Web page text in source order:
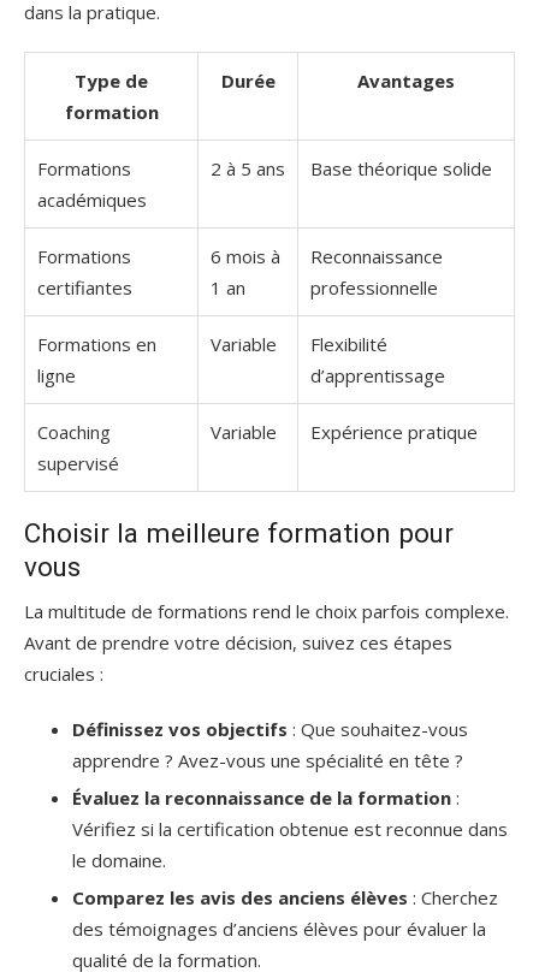
dans la pratique.
Type de
formation
Durée Avantages
Formations
académiques
2 à 5 ans Base théorique solide
Formations
certifiantes
6 mois à
1 an
Reconnaissance
professionnelle
Formations en
ligne
Variable
Flexibilité
d’apprentissage
Coaching
supervisé
Variable Expérience pratique
Choisir la meilleure formation pour
vous
La multitude de formations rend le choix parfois complexe.
Avant de prendre votre décision, suivez ces étapes
cruciales :
Définissez vos objectifs : Que souhaitez-vous
apprendre ? Avez-vous une spécialité en tête ?
Évaluez la reconnaissance de la formation :
Vérifiez si la certification obtenue est reconnue dans
le domaine.
Comparez les avis des anciens élèves : Cherchez
des témoignages d’anciens élèves pour évaluer la
qualité de la formation.